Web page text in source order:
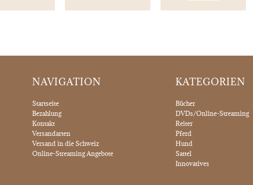
NAVIGATION
Startseite
Bezahlung
Kontakt
Versandarten
Versand in die Schweiz
Online-Streaming Angebote
KATEGORIEN
Bücher
DVDs/Online-Streaming
Reiter
Pferd
Hund
Sattel
Innovatives